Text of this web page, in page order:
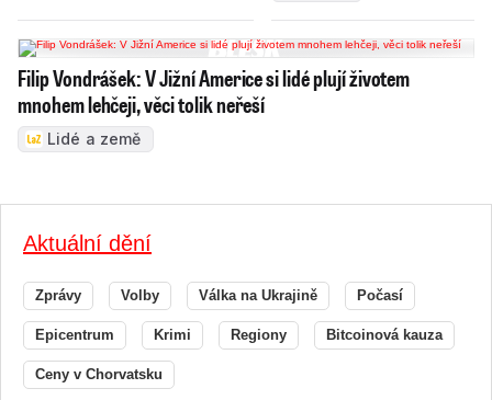
Filip Vondrášek: V Jižní Americe si lidé plují životem
mnohem lehčeji, věci tolik neřeší
Lidé a země
Aktuální dění
Zprávy Volby Válka na Ukrajině Počasí
Epicentrum Krimi Regiony Bitcoinová kauza
Ceny v Chorvatsku